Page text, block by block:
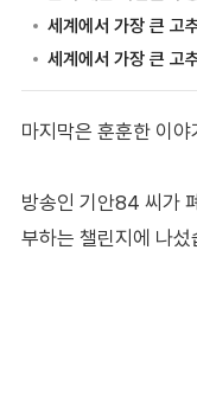
마지막은 훈훈한 이
방송인 기안84 씨가
부하는 챌린지에 나섰